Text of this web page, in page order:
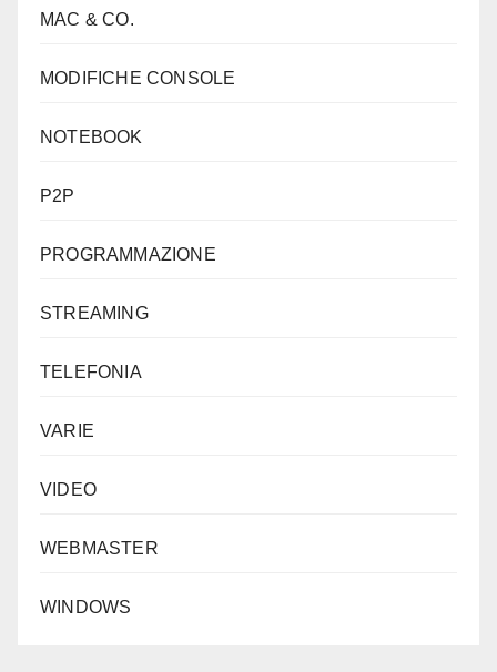
MAC & CO.
MODIFICHE CONSOLE
NOTEBOOK
P2P
PROGRAMMAZIONE
STREAMING
TELEFONIA
VARIE
VIDEO
WEBMASTER
WINDOWS